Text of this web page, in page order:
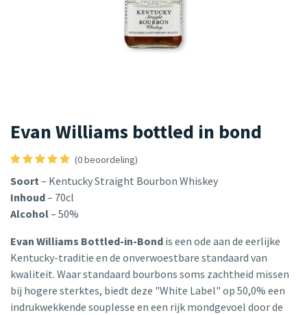
Evan Williams bottled in bond
(0 beoordeling)
Soort– Kentucky Straight Bourbon Whiskey
Inhoud– 70cl
Alcohol– 50%
Evan Williams Bottled-in-Bond is een ode aan de eerlijke
Kentucky-traditie en de onverwoestbare standaard van
kwaliteit. Waar standaard bourbons soms zachtheid missen
bij hogere sterktes, biedt deze "White Label" op 50,0% een
indrukwekkende souplesse en een rijk mondgevoel door de